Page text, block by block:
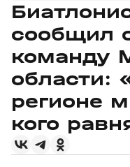
сообщил
команду
области:
регионе
кого